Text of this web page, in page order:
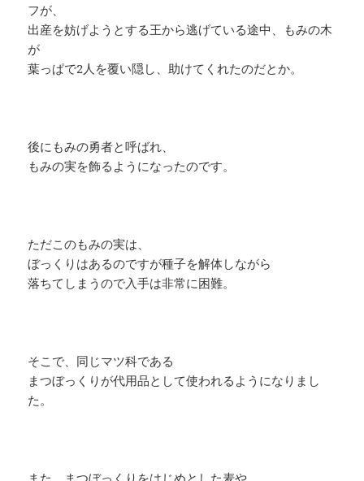
フが、
出産を妨げようとする王から逃げている途中、もみの木
が
葉っぱで2人を覆い隠し、助けてくれたのだとか。
後にもみの勇者と呼ばれ、
もみの実を飾るようになったのです。
ただこのもみの実は、
ぼっくりはあるのですが種子を解体しながら
落ちてしまうので入手は非常に困難。
そこで、同じマツ科である
まつぼっくりが代用品として使われるようになりまし
た。
また、まつぼっくりをはじめとした麦や